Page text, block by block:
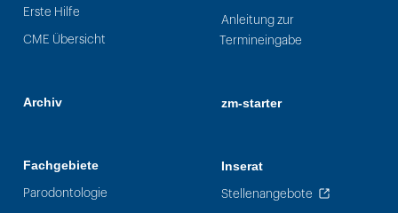
Erste Hilfe
CME Übersicht
Archiv
Fachgebiete
Parodontologie
Anleitung zur
Termineingabe
zm-starter
Inserat
Stellenangebote